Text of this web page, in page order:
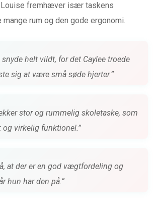
Louise fremhæver især taskens
rum og den gode ergonomi.
snyde helt vildt, for det Caylee troede
sig at være små søde hjerter.”
stor og rummelig skoletaske, som
og virkelig funktionel.”
at der er en god vægtfordeling og
hun har den på.”